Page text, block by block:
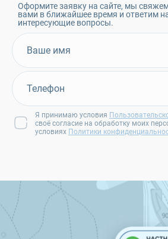
Оформите заявку на сайте, мы
вами в ближайшее время и ответим
интересующие вопросы.
Я принимаю условия
своё согласие на обработку моих
условиях Политики